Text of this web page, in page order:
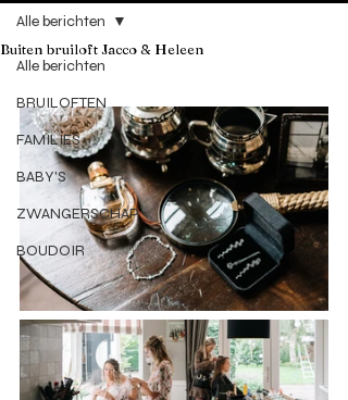
Alle berichten
BRUILOFTEN
FAMILIES
BABY'S
ZWANGERSCHAP
BOUDOIR
Alle berichten
Buiten bruiloft Jacco & Heleen